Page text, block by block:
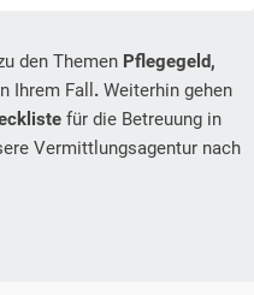
den Themen Pflegegeld,
Ihrem Fall . Weiterhin gehen
für die Betreuung in
Vermittlungsagentur nach